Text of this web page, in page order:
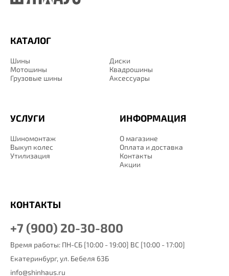
КАТАЛОГ
Шины
Диски
Мотошины
Квадрошины
Грузовые шины
Аксессуары
ИНФОРМАЦИЯ
О магазине
Оплата и доставка
Контакты
Акции
УСЛУГИ
Шиномонтаж
Выкуп колес
Утилизация
КОНТАКТЫ
+7 (900) 20-30-800
Время работы: ПН-СБ [10:00 - 19:00] ВС [10:00 - 17:00]
Екатеринбург, ул. Бебеля 63Б
info@shinhaus.ru